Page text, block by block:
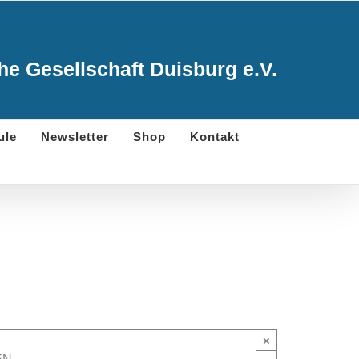
Gesellschaft Duisburg e.V.
Newsletter Shop Kontakt
×